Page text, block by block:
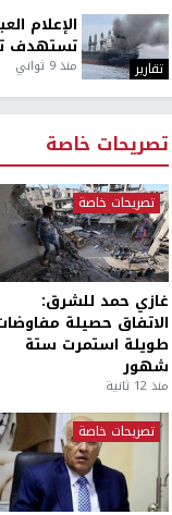
تقارير
الإعلام
تستهدف
منذ 9 ثواني
تصريحات خاصة
تصريحات خاصة
غازي حمد للشرق:
الاتفاق حصيلة
طويلة استمرت ستة
شهور
منذ 12 ثانية
تصريحات خاصة